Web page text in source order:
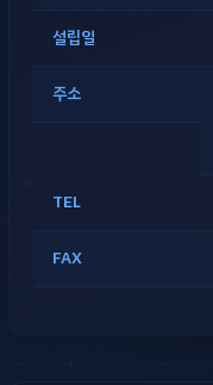
설립일
주소
TEL
FAX